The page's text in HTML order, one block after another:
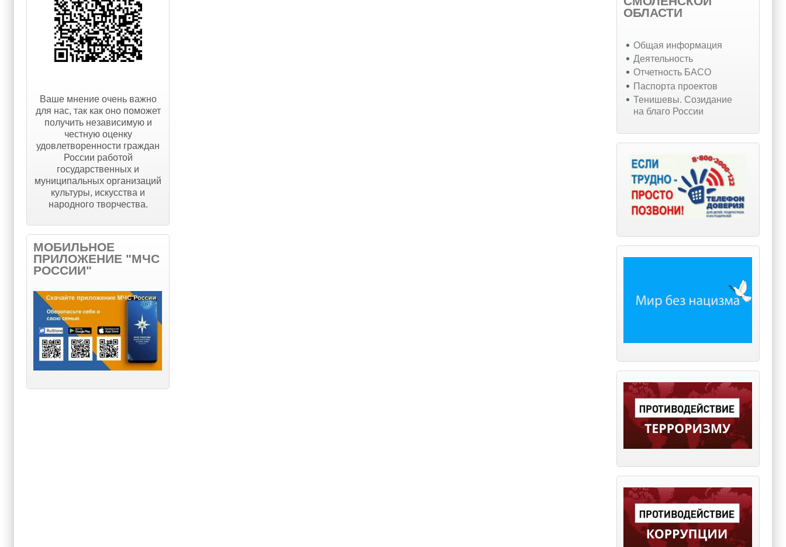
Ваше мнение очень важно
для нас, так как оно поможет
получить независимую и
честную оценку
удовлетворенности граждан
России работой
государственных и
муниципальных организаций
культуры, искусства и
народного творчества.
МОБИЛЬНОЕ
ПРИЛОЖЕНИЕ "МЧС
РОССИИ"
ОБЛАСТИ
Общая информация
Деятельность
Отчетность БАСО
Паспорта проектов
Тенишевы. Созидание
на благо России